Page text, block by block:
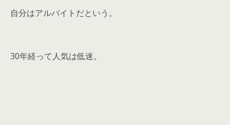
自分はアルバイトだという。
30年経って人気は低迷。